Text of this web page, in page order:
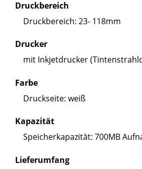
Druckbereich
Druckbereich: 23- 118mm
Drucker
mit Inkjetdrucker
Farbe
Druckseite: weiß
Kapazität
Speicherkapazität: 700MB
Lieferumfang